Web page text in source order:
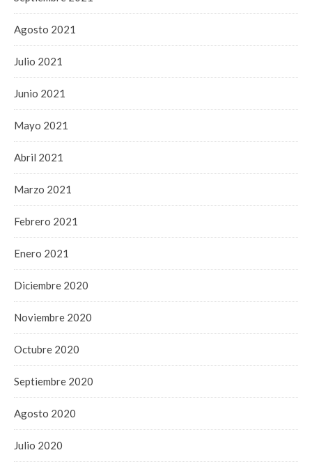
Agosto 2021
Julio 2021
Junio 2021
Mayo 2021
Abril 2021
Marzo 2021
Febrero 2021
Enero 2021
Diciembre 2020
Noviembre 2020
Octubre 2020
Septiembre 2020
Agosto 2020
Julio 2020